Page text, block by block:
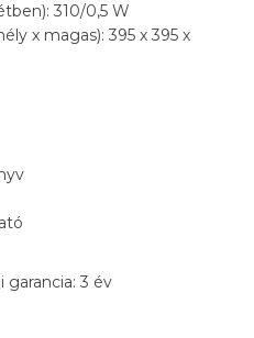
310/0,5 W
x magas): 395 x 395 x
garancia: 3 év